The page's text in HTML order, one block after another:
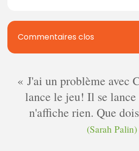
Commentaires clos
J'ai un problème avec
lance le jeu! Il se
n'affiche rien. Que
(Sarah Palin)